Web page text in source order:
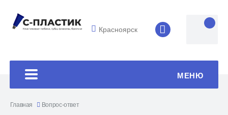
Красноярск 8 (4852) 33-
МЕНЮ
Главная Вопрос-ответ